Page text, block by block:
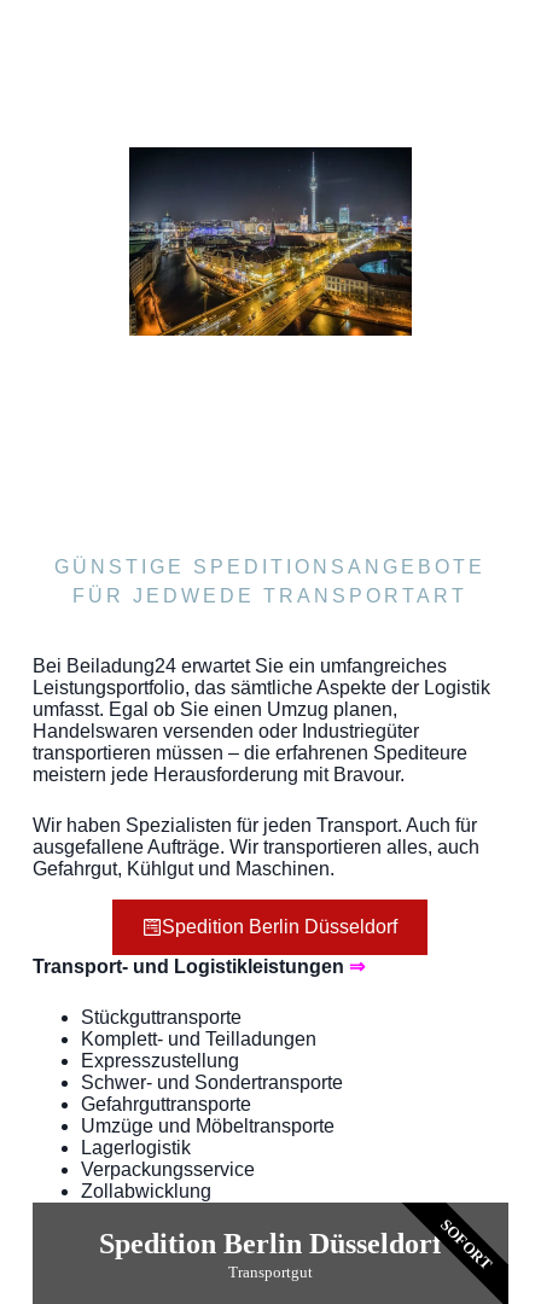
GÜNSTIGE SPEDITIONSANGEBOTE
FÜR JEDWEDE TRANSPORTART
Bei Beiladung24 erwartet Sie ein umfangreiches
Leistungsportfolio, das sämtliche Aspekte der Logistik
umfasst. Egal ob Sie einen Umzug planen,
Handelswaren versenden oder Industriegüter
transportieren müssen – die erfahrenen Spediteure
meistern jede Herausforderung mit Bravour.
Wir haben Spezialisten für jeden Transport. Auch für
ausgefallene Aufträge. Wir transportieren alles, auch
Gefahrgut, Kühlgut und Maschinen.
Spedition Berlin Düsseldorf
Transport- und Logistikleistungen ⇒
Stückguttransporte
Komplett- und Teilladungen
Expresszustellung
Schwer- und Sondertransporte
Gefahrguttransporte
Umzüge und Möbeltransporte
Lagerlogistik
Verpackungsservice
Zollabwicklung
Spedition Berlin Düsseldorf
Transportgut SOFORT